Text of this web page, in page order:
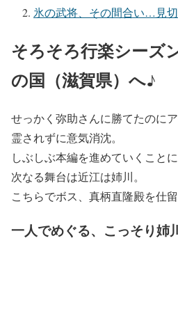
氷の武将、その間合い…見切
そろそろ行楽シーズ
の国（滋賀県）へ♪
せっかく弥助さんに勝てたのに
霊されずに意気消沈。
しぶしぶ本編を進めていくことに
次なる舞台は近江は姉川。
こちらでボス、真柄直隆殿を仕留
一人でめぐる、こっそり姉